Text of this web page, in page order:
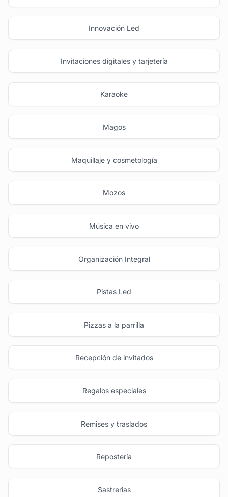
Innovación Led
Invitaciones digitales y tarjetería
Karaoke
Magos
Maquillaje y cosmetología
Mozos
Música en vivo
Organización Integral
Pistas Led
Pizzas a la parrilla
Recepción de invitados
Regalos especiales
Remises y traslados
Repostería
Sastrerias